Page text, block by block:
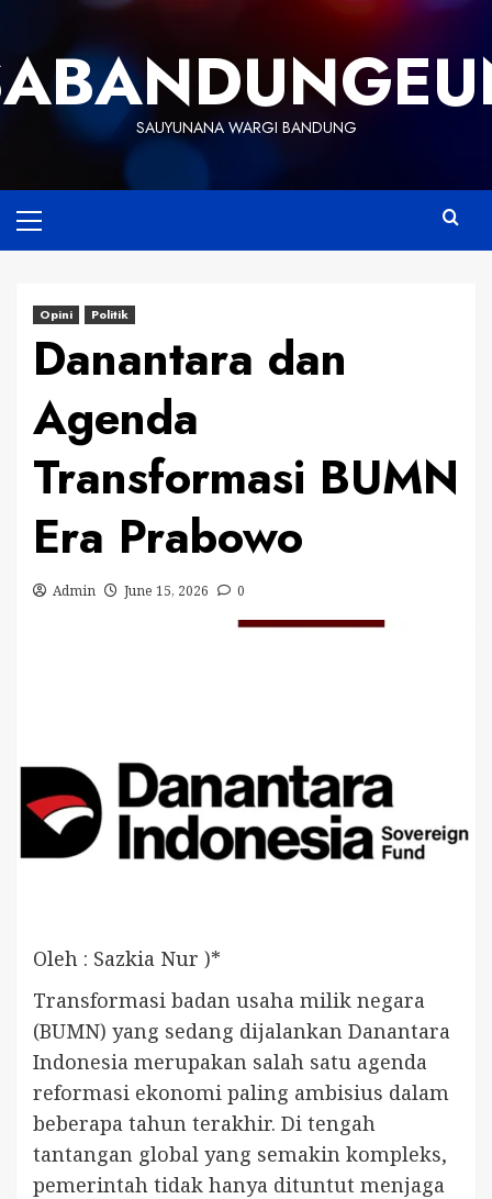
content
SAUYUNANA WARGI BANDUNG
Menu
Opini Politik
Danantara dan
Agenda
Transformasi BUMN
Era Prabowo
Admin June 15, 2026 0
Oleh : Sazkia Nur )*
Transformasi badan usaha milik negara
(BUMN) yang sedang dijalankan Danantara
Indonesia merupakan salah satu agenda
reformasi ekonomi paling ambisius dalam
beberapa tahun terakhir. Di tengah
tantangan global yang semakin kompleks,
pemerintah tidak hanya dituntut menjaga